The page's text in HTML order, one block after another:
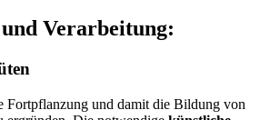
Verarbeitung:
Fortpflanzung und damit die Bildung von